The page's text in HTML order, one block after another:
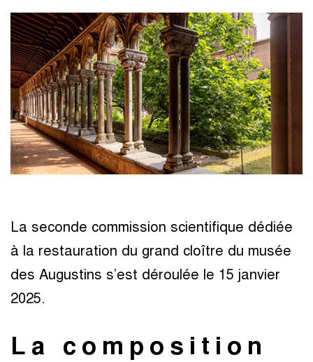
La seconde commission scientifique dédiée
à la restauration du grand cloître du musée
des Augustins s’est déroulée le 15 janvier
2025.
La composition